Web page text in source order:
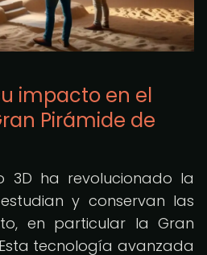
impacto en el
Pirámide de
3D ha revolucionado la
y conservan las
en particular la Gran
tecnología avanzada